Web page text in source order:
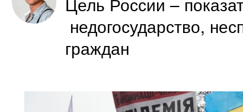
недогосударство,
граждан